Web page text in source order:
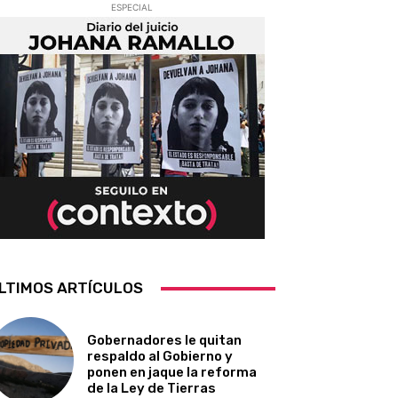
ESPECIAL
ARTÍCULOS
Gobernadores le quitan
respaldo al Gobierno y
ponen en jaque la reforma
de la Ley de Tierras